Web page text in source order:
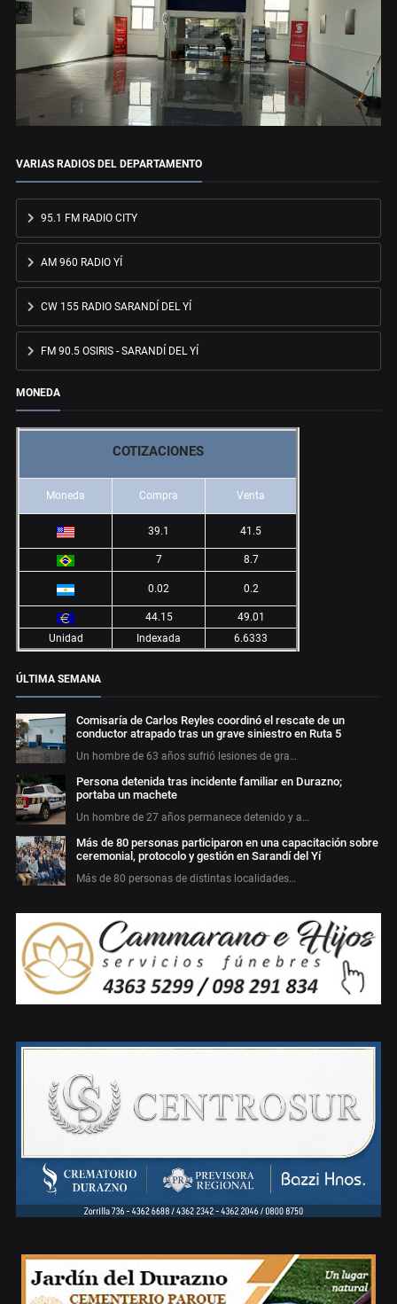
VARIAS RADIOS DEL DEPARTAMENTO
95.1 FM RADIO CITY
AM 960 RADIO YÍ
CW 155 RADIO SARANDÍ DEL YÍ
FM 90.5 OSIRIS - SARANDÍ DEL YÍ
MONEDA
COTIZACIONES
Moneda Compra Venta
39.1 41.5
7 8.7
0.02 0.2
44.15
49.01
Unidad
Indexada 6.6333
ÚLTIMA SEMANA
Comisaría de Carlos Reyles coordinó el rescate de un
conductor atrapado tras un grave siniestro en Ruta 5
Un hombre de 63 años sufrió lesiones de gra…
Persona detenida tras incidente familiar en Durazno;
portaba un machete
Un hombre de 27 años permanece detenido y a…
Más de 80 personas participaron en una capacitación sobre
ceremonial, protocolo y gestión en Sarandí del Yí
Más de 80 personas de distintas localidades…